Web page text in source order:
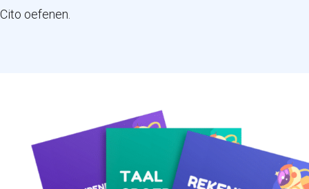
Cito oefenen.